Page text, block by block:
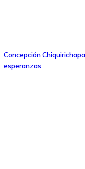
Concepción
esperanzas